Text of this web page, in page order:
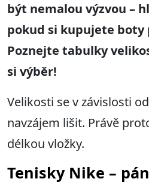
být nemalou výzvou –
pokud si kupujete
Poznejte tabulky
si výběr!
Velikosti se v závislosti
navzájem lišit. Právě
délkou vložky.
Tenisky Nike –